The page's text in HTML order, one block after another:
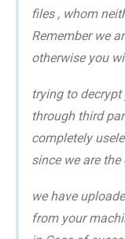
files , whom
Remember we
otherwise you
trying to
through third
completely
since we are
we have
from your